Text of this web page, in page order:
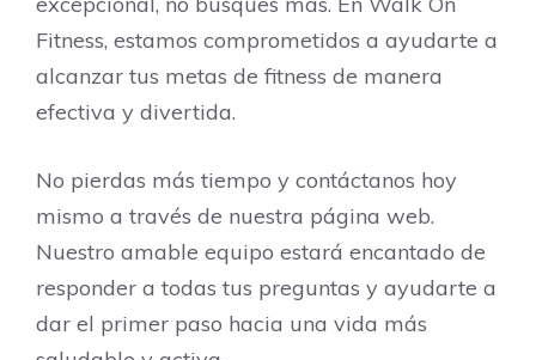
Fitness, estamos comprometidos a ayudarte a
alcanzar tus metas de fitness de manera
efectiva y divertida.
No pierdas más tiempo y contáctanos hoy
mismo a través de nuestra página web.
Nuestro amable equipo estará encantado de
responder a todas tus preguntas y ayudarte a
dar el primer paso hacia una vida más